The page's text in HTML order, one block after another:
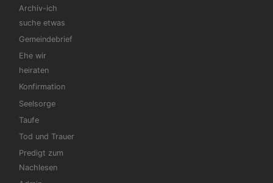
Archiv-ich
suche etwas
Gemeindebrief
Ehe wir
heiraten
Konfirmation
Seelsorge
Taufe
Tod und Trauer
Predigt zum
Nachlesen